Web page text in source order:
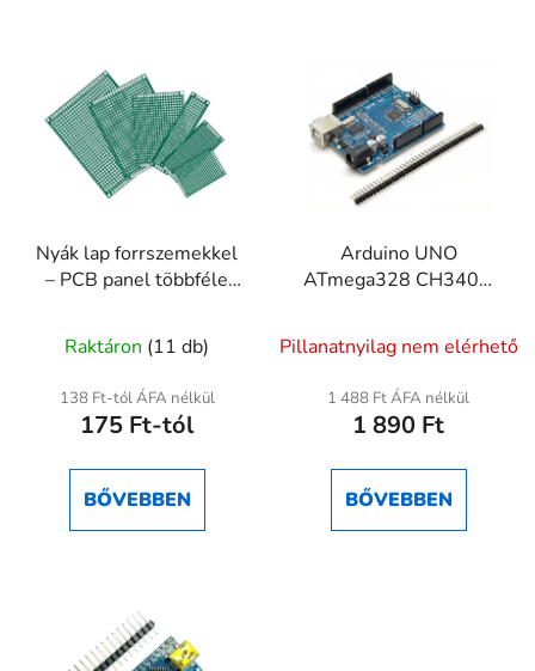
Nyák lap forrszemekkel
– PCB panel többféle
Raktáron (11 db)
138 Ft-tól ÁFA nélkül
175 Ft-tól
BŐVEBBEN
Arduino UNO
ATmega328 CH340G
termék
átlagos
értékelése
ből
Pillanatnyilag nem elérhető
1 488 Ft ÁFA nélkül
1 890 Ft
BŐVEBBEN